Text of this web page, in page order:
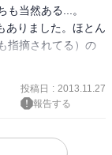
オリーから外に踏
だったのが、ギリ
じて、色々な意味
した
ストーリーが面
当然ある...。
ありました。ほとん
指摘されてる）の
投稿日 : 2013.11.27
報告する